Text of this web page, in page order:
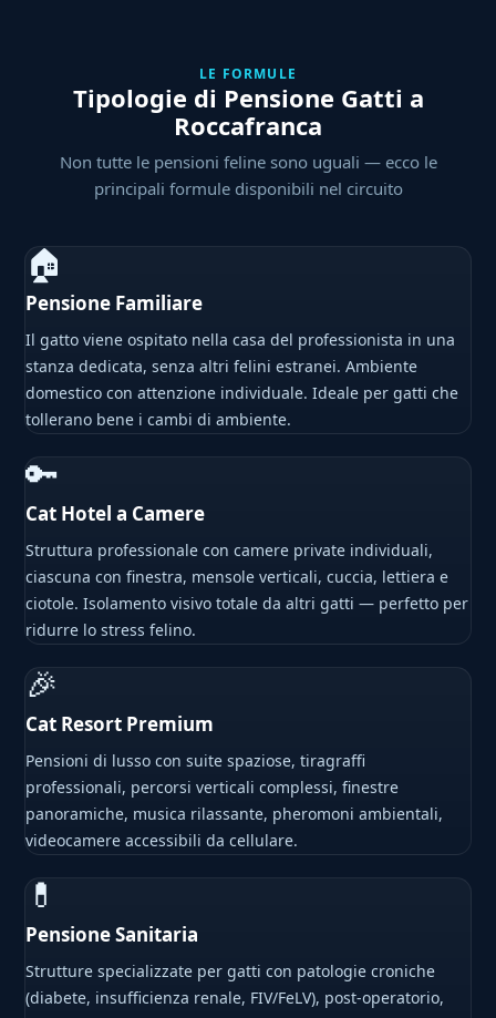
LE FORMULE
Tipologie di Pensione Gatti a
Roccafranca
Non tutte le pensioni feline sono uguali — ecco le
principali formule disponibili nel circuito
🏠
Pensione Familiare
Il gatto viene ospitato nella casa del professionista in una
stanza dedicata, senza altri felini estranei. Ambiente
domestico con attenzione individuale. Ideale per gatti che
tollerano bene i cambi di ambiente.
🔑
Cat Hotel a Camere
Struttura professionale con camere private individuali,
ciascuna con finestra, mensole verticali, cuccia, lettiera e
ciotole. Isolamento visivo totale da altri gatti — perfetto per
ridurre lo stress felino.
🎉
Cat Resort Premium
Pensioni di lusso con suite spaziose, tiragraffi
professionali, percorsi verticali complessi, finestre
panoramiche, musica rilassante, pheromoni ambientali,
videocamere accessibili da cellulare.
💊
Pensione Sanitaria
Strutture specializzate per gatti con patologie croniche
(diabete, insufficienza renale, FIV/FeLV), post-operatorio,